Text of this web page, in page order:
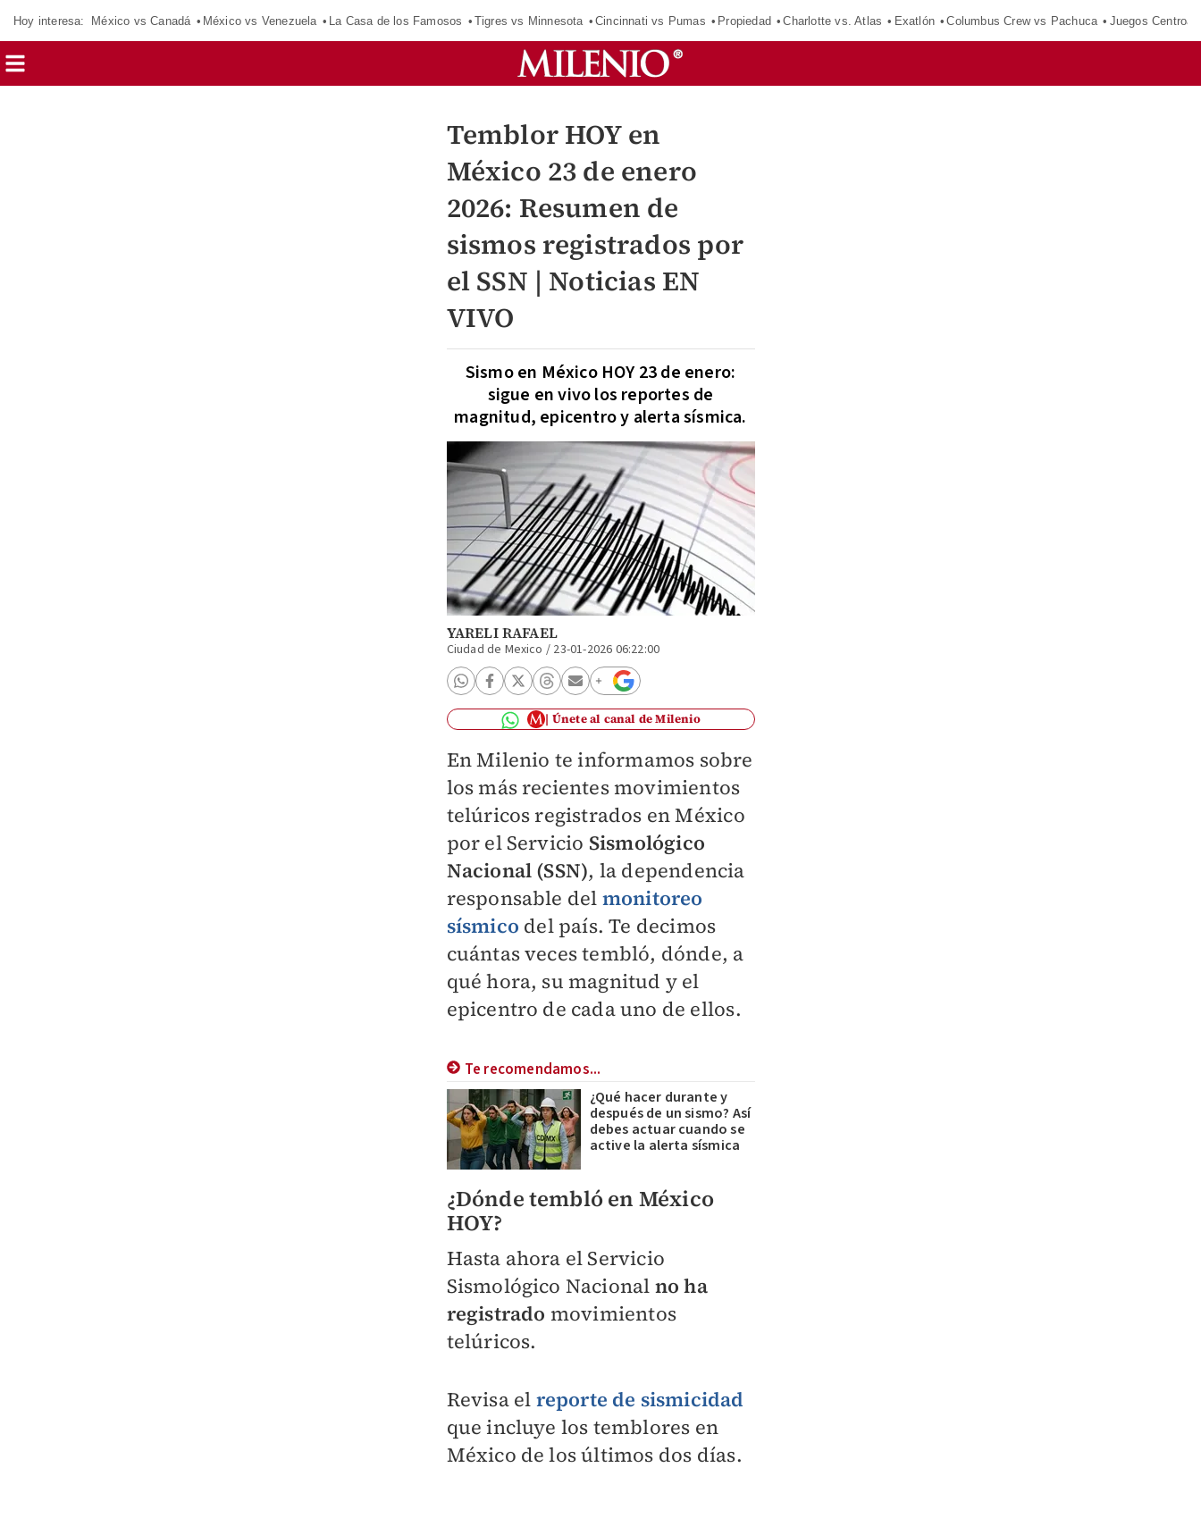
Hoy interesa: México vs Canadá México vs Venezuela La Casa de los Famosos Tigres vs Minnesota Cincinnati vs Pumas Propiedad Charlotte vs. Atlas Exatlón Columbus Crew vs Pachuca Juegos
Temblor HOY en
México 23 de enero
2026: Resumen de
sismos registrados por
el SSN | Noticias EN
VIVO
Sismo en México HOY 23 de enero:
sigue en vivo los reportes de
magnitud, epicentro y alerta sísmica.
YARELI RAFAEL
Ciudad de Mexico / 23-01-2026 06:22:00
Únete al canal de Milenio
EnMilenio te informamos sobre
los más recientes movimientos
telúricos registrados en México
por el Servicio Sismológico
Nacional (SSN), la dependencia
responsable del monitoreo
sísmico del país. Te decimos
cuántas veces tembló, dónde, a
qué hora, su magnitud y el
epicentro de cada uno de ellos.
Te recomendamos...
¿Qué hacer durante y
después de un sismo? Así
debes actuar cuando se
active la alerta sísmica
¿Dónde tembló en México
HOY?
Hasta ahora el Servicio
Sismológico Nacional no ha
registrado movimientos
telúricos.
Revisa el reporte de sismicidad
que incluye los temblores en
México de los últimos dos días.